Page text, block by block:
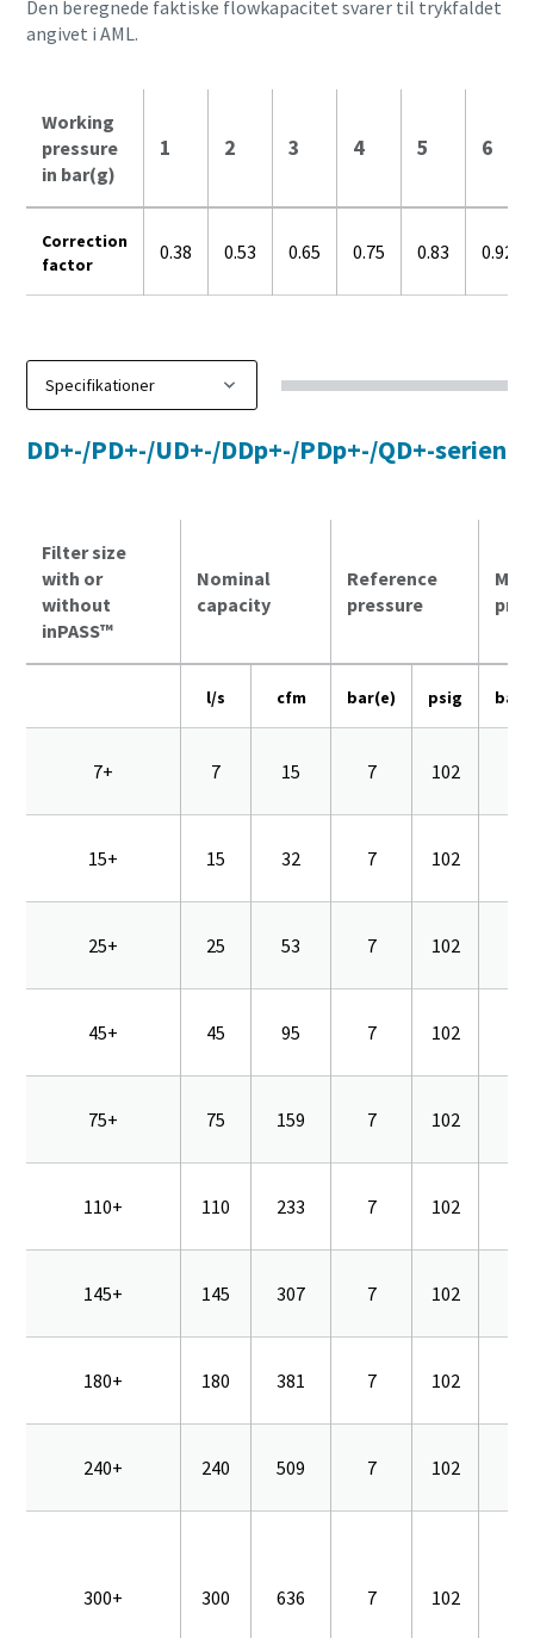
Den beregnede faktiske flowkapacitet svarer til trykfaldet
angivet i AML.
Working
pressure
in bar(g)
1 2 3 4 5 6
Correction
factor
0.38 0.53 0.65 0.75 0.83 0.92
DD+-/PD+-/UD+-/DDp+-/PDp+-/QD+-serien
Filter size
with or
without
inPASS™
Nominal
capacity
Reference
pressure
l/s cfm bar(e) psig
7+ 7 15 7 102
15+ 15 32 7 102
25+ 25 53 7 102
45+ 45 95 7 102
75+ 75 159 7 102
110+ 110 233 7 102
145+ 145 307 7 102
180+ 180 381 7 102
240+ 240 509 7 102
300+ 300 636 7 102